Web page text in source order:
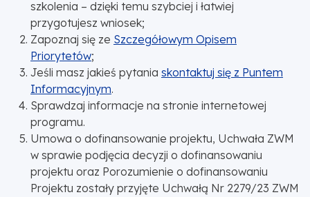
szkolenia – dzięki temu szybciej i łatwiej
przygotujesz wniosek;
Zapoznaj się ze Szczegółowym Opisem
Priorytetów;
Jeśli masz jakieś pytania skontaktuj się z Puntem
Informacyjnym.
Sprawdzaj informacje na stronie internetowej
programu.
Umowa o dofinansowanie projektu, Uchwała ZWM
w sprawie podjęcia decyzji o dofinansowaniu
projektu oraz Porozumienie o dofinansowaniu
Projektu zostały przyjęte Uchwałą Nr 2279/23 ZWM